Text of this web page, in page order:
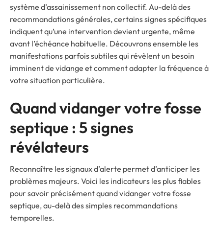
système d’assainissement non collectif. Au-delà des
recommandations générales, certains signes spécifiques
indiquent qu’une intervention devient urgente, même
avant l’échéance habituelle. Découvrons ensemble les
manifestations parfois subtiles qui révèlent un besoin
imminent de vidange et comment adapter la fréquence à
votre situation particulière.
Quand vidanger votre fosse
septique : 5 signes
révélateurs
Reconnaître les signaux d’alerte permet d’anticiper les
problèmes majeurs. Voici les indicateurs les plus fiables
pour savoir précisément quand vidanger votre fosse
septique, au-delà des simples recommandations
temporelles.